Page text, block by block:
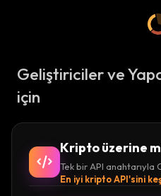
Geliştiriciler ve
için
Kripto üzerine
Tek bir API anahtarıyla
En iyi kripto API'sini